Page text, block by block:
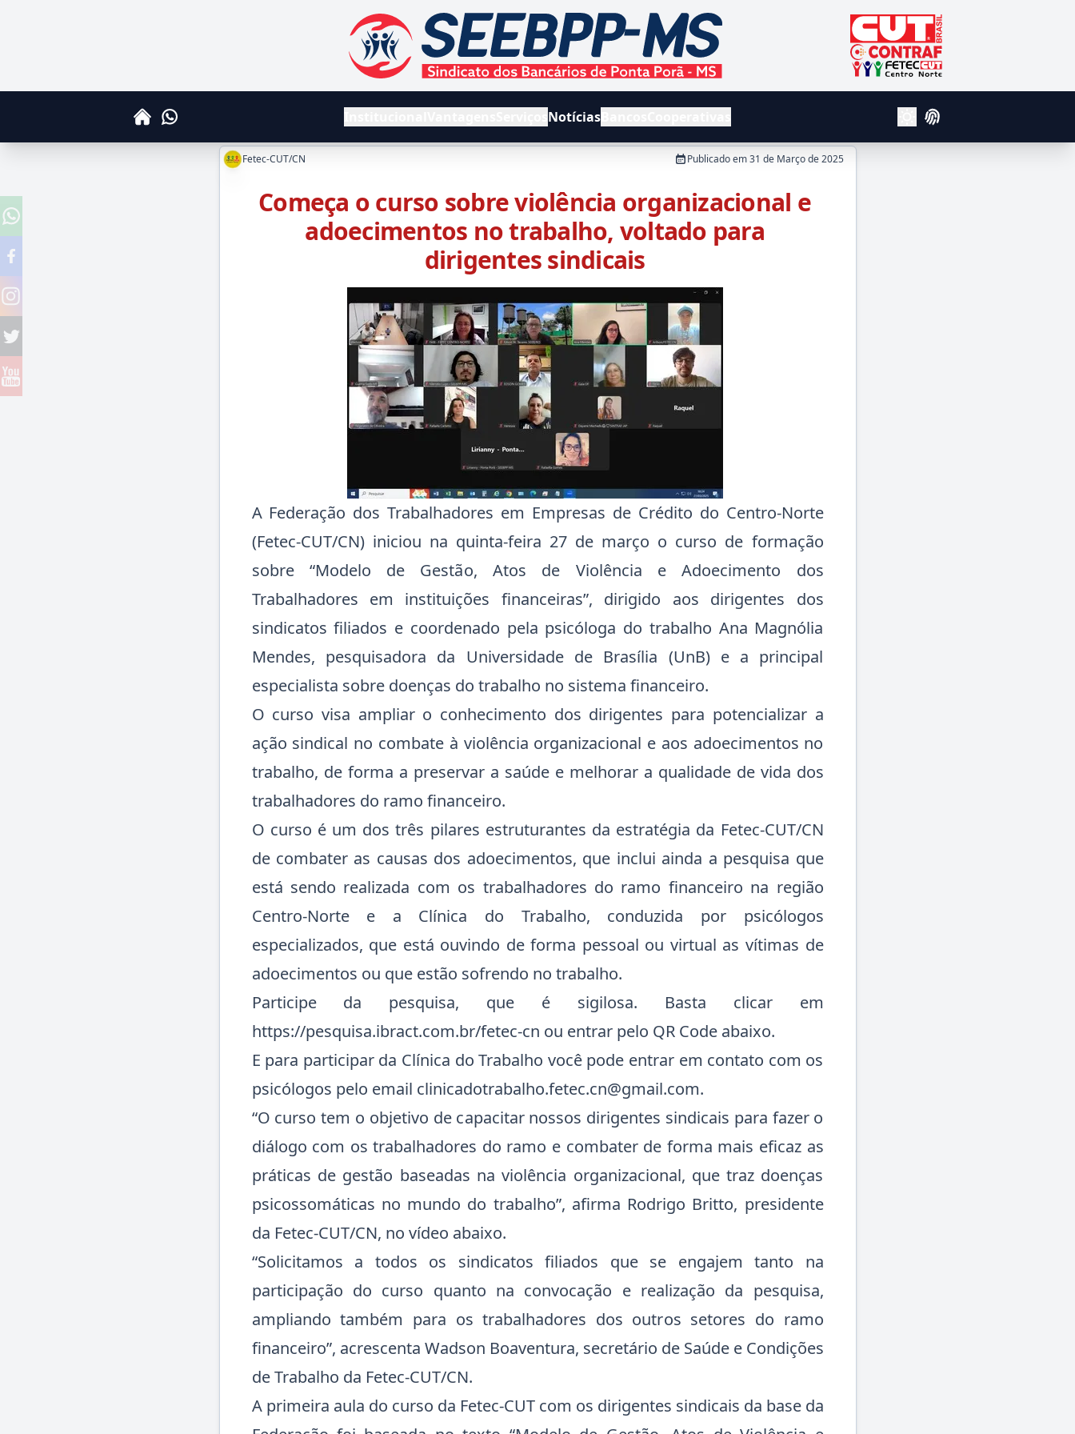
SEEBPPMS - Sindicato dos Bancários de Ponta Porã e Região
CUT - Central Unica dos
Contraf
Fetec Centro Norte
HomeWhatsapp NotíciasBancos
Alterar Tema Claro e Escuro
Login
Fetec-CUT/CN Publicado em31 de Março de 2025
Começa o curso sobre violência organizacional e
adoecimentos no trabalho, voltado para
dirigentes sindicais
A Federação dos Trabalhadores em Empresas de Crédito do Centro-Norte
(Fetec-CUT/CN) iniciou na quinta-feira 27 de março o curso de formação
sobre “Modelo de Gestão, Atos de Violência e Adoecimento dos
Trabalhadores em instituições financeiras”, dirigido aos dirigentes dos
sindicatos filiados e coordenado pela psicóloga do trabalho Ana Magnólia
Mendes, pesquisadora da Universidade de Brasília (UnB) e a principal
especialista sobre doenças do trabalho no sistema financeiro.
O curso visa ampliar o conhecimento dos dirigentes para potencializar a
ação sindical no combate à violência organizacional e aos adoecimentos no
trabalho, de forma a preservar a saúde e melhorar a qualidade de vida dos
trabalhadores do ramo financeiro.
O curso é um dos três pilares estruturantes da estratégia da Fetec-CUT/CN
de combater as causas dos adoecimentos, que inclui ainda a pesquisa que
está sendo realizada com os trabalhadores do ramo financeiro na região
Centro-Norte e a Clínica do Trabalho, conduzida por psicólogos
especializados, que está ouvindo de forma pessoal ou virtual as vítimas de
adoecimentos ou que estão sofrendo no trabalho.
Participe da pesquisa, que é sigilosa. Basta clicar em
https://pesquisa.ibract.com.br/fetec-cn ou entrar pelo QR Code abaixo.
E para participar da Clínica do Trabalho você pode entrar em contato com os
psicólogos pelo email clinicadotrabalho.fetec.cn@gmail.com.
“O curso tem o objetivo de capacitar nossos dirigentes sindicais para fazer o
diálogo com os trabalhadores do ramo e combater de forma mais eficaz as
práticas de gestão baseadas na violência organizacional, que traz doenças
psicossomáticas no mundo do trabalho”, afirma Rodrigo Britto, presidente
da Fetec-CUT/CN, no vídeo abaixo.
“Solicitamos a todos os sindicatos filiados que se engajem tanto na
participação do curso quanto na convocação e realização da pesquisa,
ampliando também para os trabalhadores dos outros setores do ramo
financeiro”, acrescenta Wadson Boaventura, secretário de Saúde e Condições
de Trabalho da Fetec-CUT/CN.
A primeira aula do curso da Fetec-CUT com os dirigentes sindicais da base da